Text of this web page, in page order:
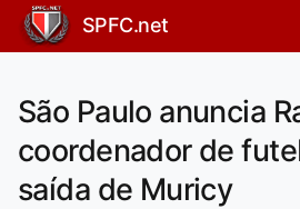
SPFC.net
São Paulo anuncia
coordenador de
saída de Muricy